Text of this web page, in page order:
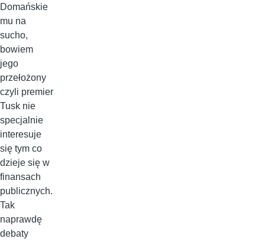
Domańskie
mu na
sucho,
bowiem
jego
przełożony
czyli premier
Tusk nie
specjalnie
interesuje
się tym co
dzieje się w
finansach
publicznych.
Tak
naprawdę
debaty